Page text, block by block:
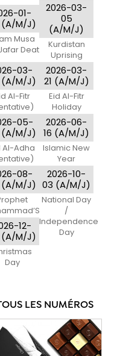
01-
M/J)
Musa
Deat
2026-03-
05
(A/M/J)
Kurdistan
Uprising
03-
(A/M/J)
Al-Fitr
2026-03-
21 (A/M/J)
Eid Al-Fitr
Holiday
05-
(A/M/J)
Al-Adha
2026-06-
16 (A/M/J)
Islamic New
Year
08-
M/J)
2026-10-
03 (A/M/J)
National Day
/
Independence
Day
12-
M/J)
Day
LES NUMÉROS